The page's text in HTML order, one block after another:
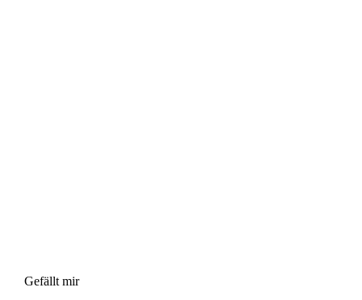
Gefällt mir